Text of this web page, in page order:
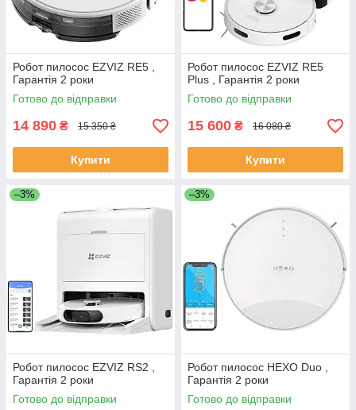
Робот пилосос EZVIZ RE5 ,
Гарантія 2 роки
Готово до відправки
14 890 ₴ 15 350 ₴
Купити
Робот пилосос EZVIZ RE5
Plus , Гарантія 2 роки
Готово до відправки
15 600 ₴ 16 080 ₴
Купити
–3%
Робот пилосос EZVIZ RS2 ,
Гарантія 2 роки
Готово до відправки
–3%
Робот пилосос HEXO Duo ,
Гарантія 2 роки
Готово до відправки